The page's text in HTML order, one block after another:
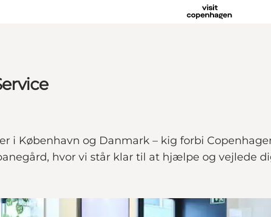
i København og Danmark – kig forbi
hvor vi står klar til at hjælpe og vejlede